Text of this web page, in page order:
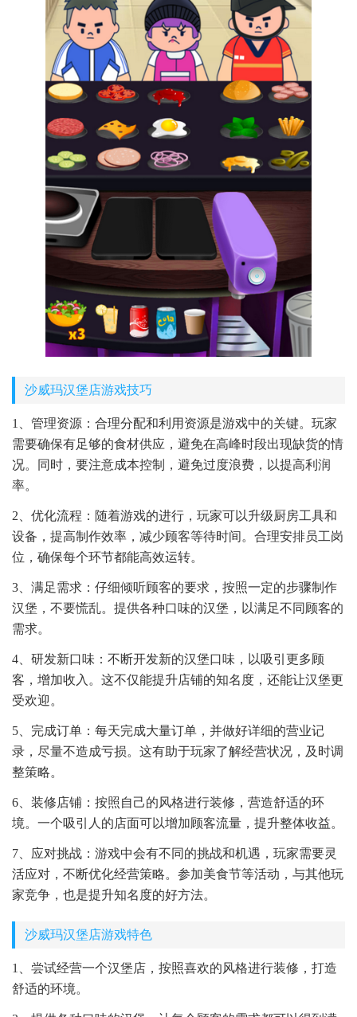
沙威玛汉堡店游戏技巧
1、管理资源：合理分配和利用资源是游戏中的关键。玩家
需要确保有足够的食材供应，避免在高峰时段出现缺货的情
况。同时，要注意成本控制，避免过度浪费，以提高利润
率。
2、优化流程：随着游戏的进行，玩家可以升级厨房工具和
设备，提高制作效率，减少顾客等待时间。合理安排员工岗
位，确保每个环节都能高效运转。
3、满足需求：仔细倾听顾客的要求，按照一定的步骤制作
汉堡，不要慌乱。提供各种口味的汉堡，以满足不同顾客的
需求。
4、研发新口味：不断开发新的汉堡口味，以吸引更多顾
客，增加收入。这不仅能提升店铺的知名度，还能让汉堡更
受欢迎。
5、完成订单：每天完成大量订单，并做好详细的营业记
录，尽量不造成亏损。这有助于玩家了解经营状况，及时调
整策略。
6、装修店铺：按照自己的风格进行装修，营造舒适的环
境。一个吸引人的店面可以增加顾客流量，提升整体收益。
7、应对挑战：游戏中会有不同的挑战和机遇，玩家需要灵
活应对，不断优化经营策略。参加美食节等活动，与其他玩
家竞争，也是提升知名度的好方法。
沙威玛汉堡店游戏特色
1、尝试经营一个汉堡店，按照喜欢的风格进行装修，打造
舒适的环境。